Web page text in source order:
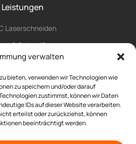
verwalten
bieten, verwenden wir Technologien wie
zu speichern und/oder darauf
zustimmst, können wir Daten
IDs auf dieser Website verarbeiten.
erteilst oder zurückziehst, können
beeinträchtigt werden.
Leistungen
Laserschneiden
& Schweißen
Umformung
Bearbeiten
Bearbeitung
Montage